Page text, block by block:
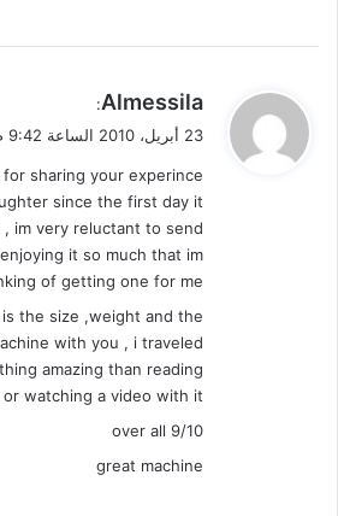
ي
ق
ل
Almessila
:
23 أبريل، 2010 الساعة 9:42 م
for sharing your experince
since the first day it
im very reluctant to send
it so much that im
of getting one for me.
the size ,weight and the
with you , i traveled
amazing than reading
watching a video with it.
over all 9/10
great machine